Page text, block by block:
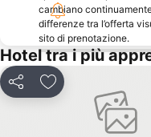
Cala Montgó Beach
Aqua Brava
Marina
Antic Hospital de Santa
cambiano
differenze tra l’offerta
sito di prenotazione.
Hotel tra i più
CondividiAggiungi ai